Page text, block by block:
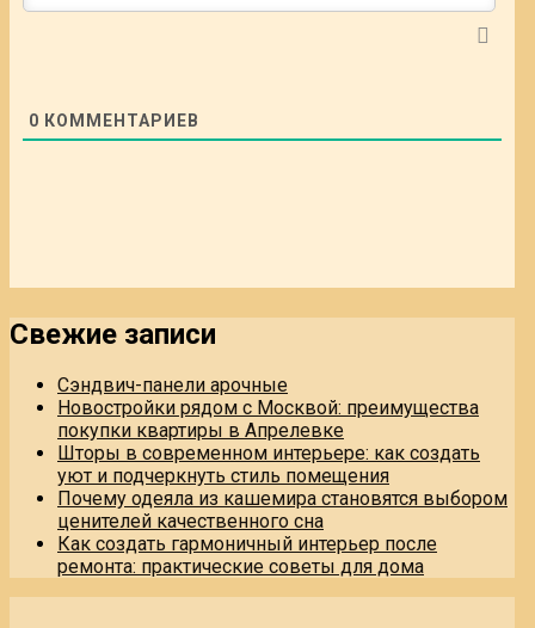
0 КОММЕНТАРИЕВ
Свежие записи
Сэндвич-панели арочные
Новостройки рядом с Москвой: преимущества
покупки квартиры в Апрелевке
Шторы в современном интерьере: как создать
уют и подчеркнуть стиль помещения
Почему одеяла из кашемира становятся выбором
ценителей качественного сна
Как создать гармоничный интерьер после
ремонта: практические советы для дома